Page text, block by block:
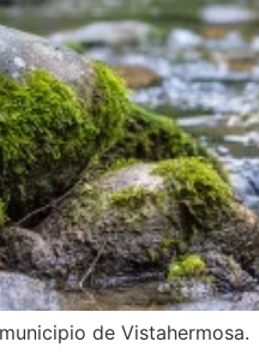
de Vistahermosa.